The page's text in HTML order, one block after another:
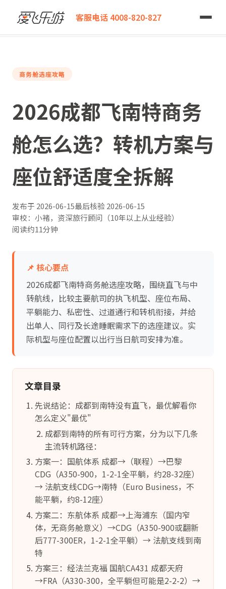
客服电话 4008-820-827
爱飞乐游
2026成都飞南特商务舱怎么选？转机方案与座位舒适度全拆解
商务舱选座攻略
2026成都飞南特商务
舱怎么选？转机方案与
座位舒适度全拆解
发布于 2026-06-15最后核验2026-06-15
审校：小褚，资深旅行顾问（10年以上从业经验）
阅读约11分钟
📌 核心要点
2026成都飞南特商务舱选座攻略，围绕直飞与中
转航线，比较主要航司的执飞机型、座位布局、
平躺能力、私密性、过道通行和转机衔接，并给
出单人、同行及长途睡眠需求下的选座建议。实
际机型与座位配置以出行当日航司安排为准。
文章目录
先说结论：成都到南特没有直飞，最优解看你
怎么定义"最优"
成都到南特的所有可行方案，分为以下几条
主流转机路径：
方案一：国航体系 成都→（联程）→巴黎
CDG（A350-900，1-2-1全平躺，约28-32座）
→ 法航支线CDG→南特（Euro Business，不
能平躺，约8-12座）
方案二：东航体系 成都→上海浦东（国内窄
体，无商务舱意义）→CDG（A350-900或翻新
后777-300ER，1-2-1全平躺）→ 法航支线到南
特
方案三：经法兰克福 国航CA431 成都天府
→FRA（A330-300，全平躺但可能是2-2-2）→